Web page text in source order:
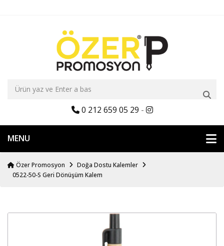
0 212 659 05 29 -
MENU
Özer Promosyon
Doğa Dostu Kalemler
0522-50-S Geri Dönüşüm Kalem